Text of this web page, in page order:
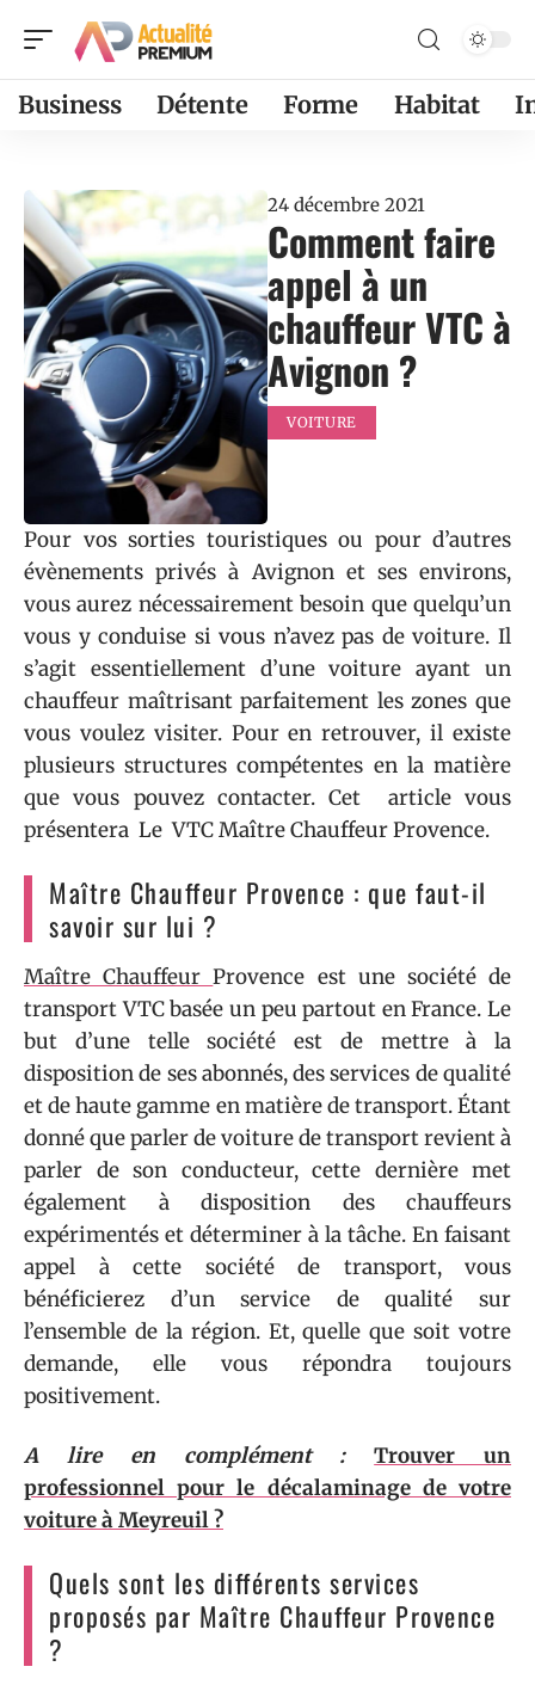
Business Détente Forme Habitat
24 décembre 2021
Comment faire
appel à un
chauffeur VTC à
Avignon ?
VOITURE
Pour vos sorties touristiques ou pour d’autres
évènements privés à Avignon et ses environs,
vous aurez nécessairement besoin que quelqu’un
vous y conduise si vous n’avez pas de voiture. Il
s’agit essentiellement d’une voiture ayant un
chauffeur maîtrisant parfaitement les zones que
vous voulez visiter. Pour en retrouver, il existe
plusieurs structures compétentes en la matière
que vous pouvez contacter. Cet article vous
présentera Le VTC Maître Chauffeur Provence.
Maître Chauffeur Provence : que faut-il
savoir sur lui ?
Maître ChauffeurProvence est une société de
transport VTC basée un peu partout en France. Le
but d’une telle société est de mettre à la
disposition de ses abonnés, des services de qualité
et de haute gamme en matière de transport. Étant
donné que parler de voiture de transport revient à
parler de son conducteur, cette dernière met
également à disposition des chauffeurs
expérimentés et déterminer à la tâche. En faisant
appel à cette société de transport, vous
bénéficierez d’un service de qualité sur
l’ensemble de la région. Et, quelle que soit votre
demande, elle vous répondra toujours
positivement.
A lire en complément :
Trouver un
professionnel pour le décalaminage de votre
voiture à Meyreuil ?
Quels sont les différents services
proposés par Maître Chauffeur Provence
?